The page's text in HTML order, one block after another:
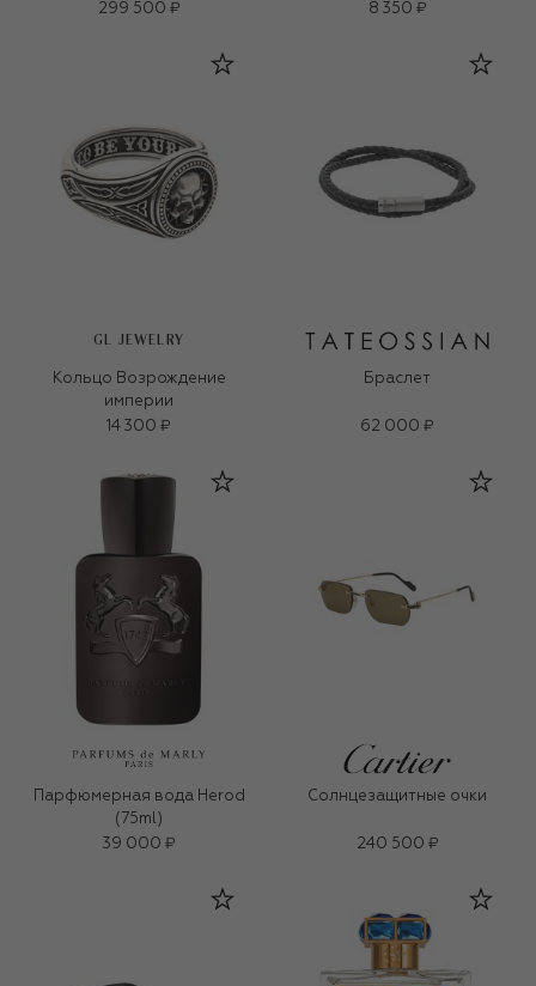
299 500 ₽
8 350 ₽
GL JEWELRY
Кольцо Возрождение
империи
14 300 ₽
Браслет
62 000 ₽
Парфюмерная вода Herod
(75ml)
39 000 ₽
Солнцезащитные очки
240 500 ₽